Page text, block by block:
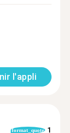
l'appli
format_quote 1